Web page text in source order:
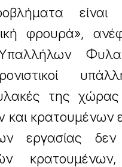
είναι
φρουρά»,
της χώρας
κρατουμένων
εργασίας